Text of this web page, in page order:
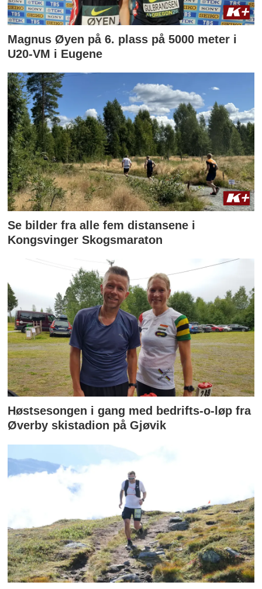
Magnus Øyen på 6. plass på 5000 meter i
U20-VM i Eugene
Se bilder fra alle fem distansene i
Kongsvinger Skogsmaraton
Høstsesongen i gang med bedrifts-o-løp fra
Øverby skistadion på Gjøvik